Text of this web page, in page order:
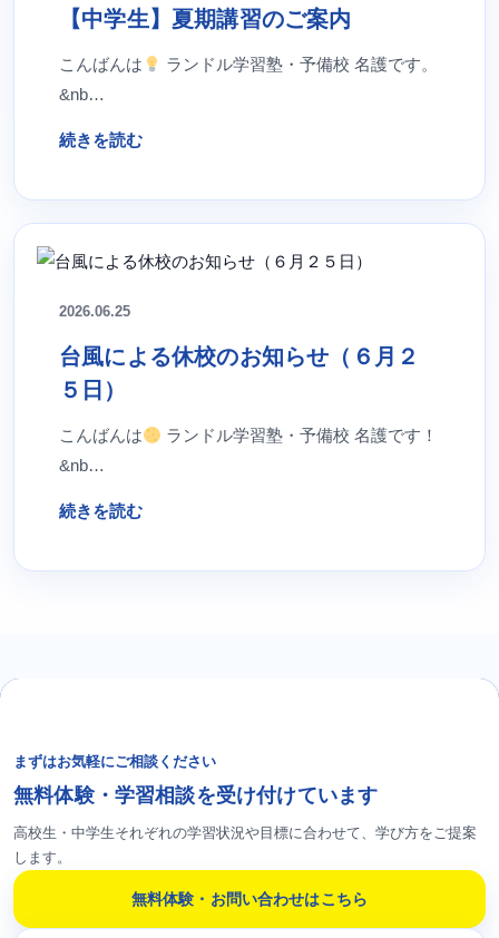
【中学生】夏期講習のご案内
こんばんは
ランドル学習塾・予備校 名護です。
&nb…
続きを読む
2026.06.25
台風による休校のお知らせ（６月２
５日）
こんばんは
ランドル学習塾・予備校 名護です！
&nb…
続きを読む
まずはお気軽にご相談ください
無料体験・学習相談を受け付けています
高校生・中学生それぞれの学習状況や目標に合わせて、学び方をご提案
します。
無料体験・お問い合わせはこちら